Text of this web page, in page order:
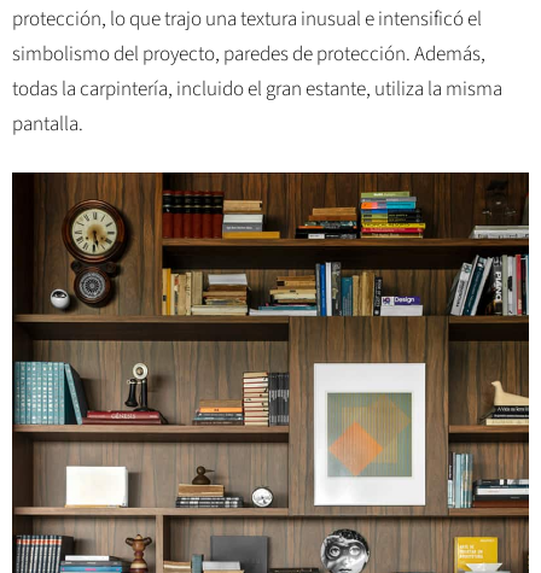
protección, lo que trajo una textura inusual e intensificó el
simbolismo del proyecto, paredes de protección. Además,
todas la carpintería, incluido el gran estante, utiliza la misma
pantalla.